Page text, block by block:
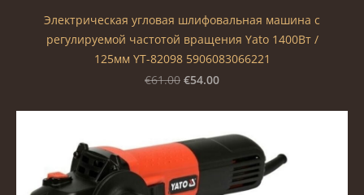
Электрическая угловая шлифовальная машина с
регулируемой частотой вращения Yato 1400Вт /
125мм YT-82098 5906083066221
€61.00 €54.00